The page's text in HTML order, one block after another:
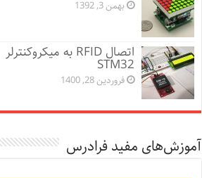
بهمن 3, 1392
اتصال RFID به میکروکنترلر
STM32
فروردین 28, 1400
آموزش‌های مفید فرادرس